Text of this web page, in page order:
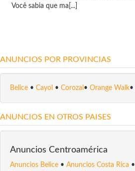
Você sabia que ma[...]
ANUNCIOS POR PROVINCIAS
Belice • Cayol • Corozal • Orange Walk•
ANUNCIOS EN OTROS PAISES
Anuncios Centroamérica
Anuncios Belice • Anuncios Costa Rica •